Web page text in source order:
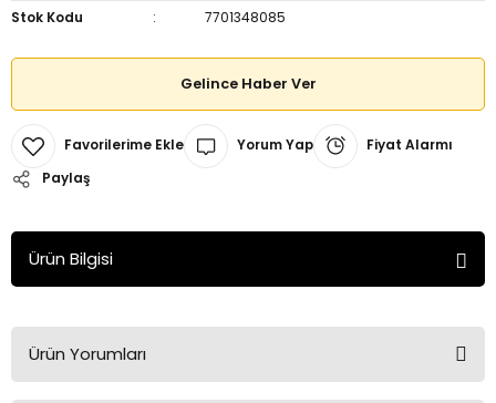
Stok Kodu
7701348085
Gelince Haber Ver
Yorum Yap
Fiyat Alarmı
Paylaş
Ürün Bilgisi
Ürün Yorumları